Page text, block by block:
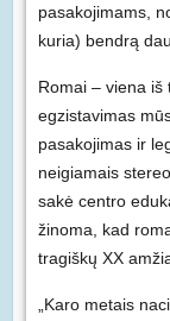
pasakojimams,
kuria) bendrą
Romai – viena
egzistavimas
pasakojimas ir
neigiamais
sakė centro
žinoma, kad
tragiškų XX
„Karo metais